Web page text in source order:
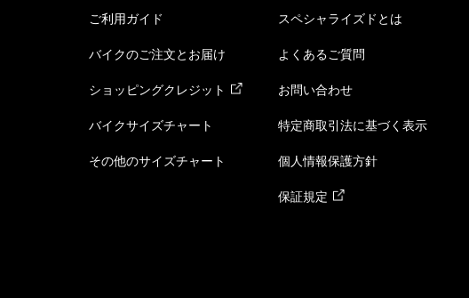
ご利用ガイド
バイクのご注文とお届け
ショッピングクレジット
バイクサイズチャート
その他のサイズチャート
スペシャライズドとは
よくあるご質問
お問い合わせ
特定商取引法に基づく表示
個人情報保護方針
保証規定